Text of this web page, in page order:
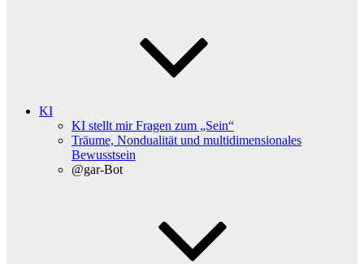
KI
KI stellt mir Fragen zum „Sein“
Träume, Nondualität und multidimensionales
Bewusstsein
@gar-Bot